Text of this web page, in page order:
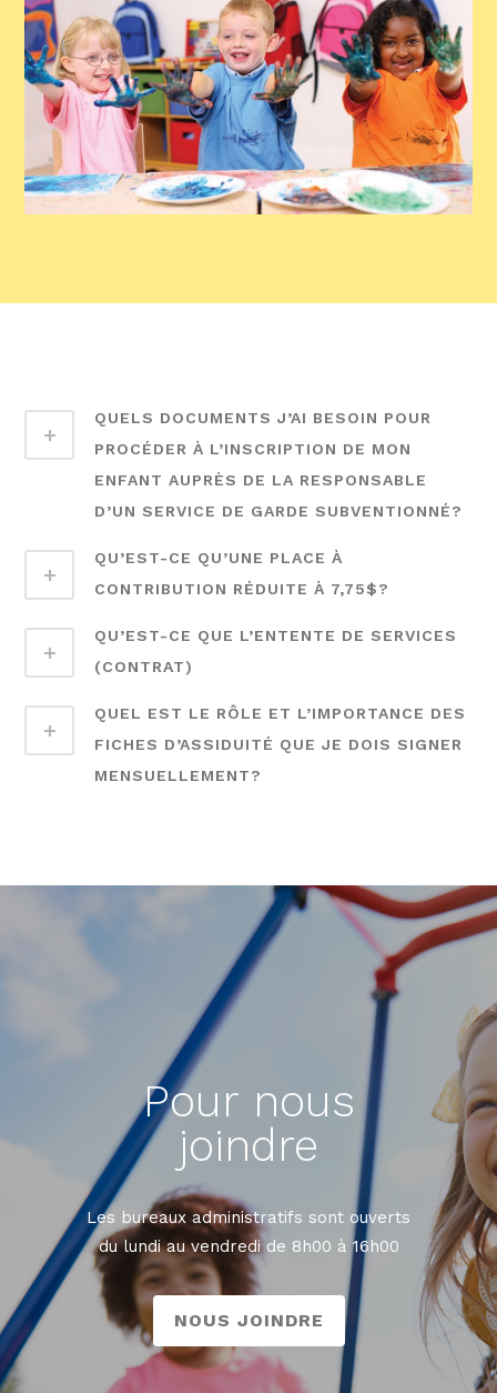
QUELS DOCUMENTS J’AI BESOIN POUR
PROCÉDER À L’INSCRIPTION DE MON
ENFANT AUPRÈS DE LA RESPONSABLE
D’UN SERVICE DE GARDE SUBVENTIONNÉ?
QU’EST-CE QU’UNE PLACE À
CONTRIBUTION RÉDUITE À 7,75$?
QU’EST-CE QUE L’ENTENTE DE SERVICES
(CONTRAT)
QUEL EST LE RÔLE ET L’IMPORTANCE DES
FICHES D’ASSIDUITÉ QUE JE DOIS SIGNER
MENSUELLEMENT?
Pour nous
joindre
Les bureaux administratifs sont ouverts
du lundi au vendredi de 8h00 à 16h00
NOUS JOINDRE